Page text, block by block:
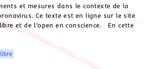
et mesures dans le contexte de la
Ce texte est en ligne sur le site
et de l’open en conscience. En cette